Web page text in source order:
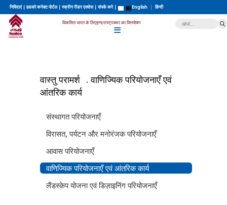
निविदाएं | हडको कनेक्ट पोर्टल | स्क्रीन रीडर एक्सेस | संपर्क करे | English | हिन्दी
विकसित भारत के लिएइन्फ्रास्ट्रक्चर का वित्तपोषण
वास्तु परामर्श
वाणिज्यिक परियोजनाएँ एवं
आंतरिक कार्य
संस्थागत परियोजनाएँ
विरासत, पर्यटन और मनोरंजक परियोजनाएँ
आवास परियोजनाएँ
वाणिज्यिक परियोजनाएँ एवं आंतरिक कार्य
लैंडस्केप योजना एवं डिज़ाइनिंग परियोजनाएँ